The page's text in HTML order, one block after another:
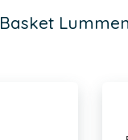
Basket